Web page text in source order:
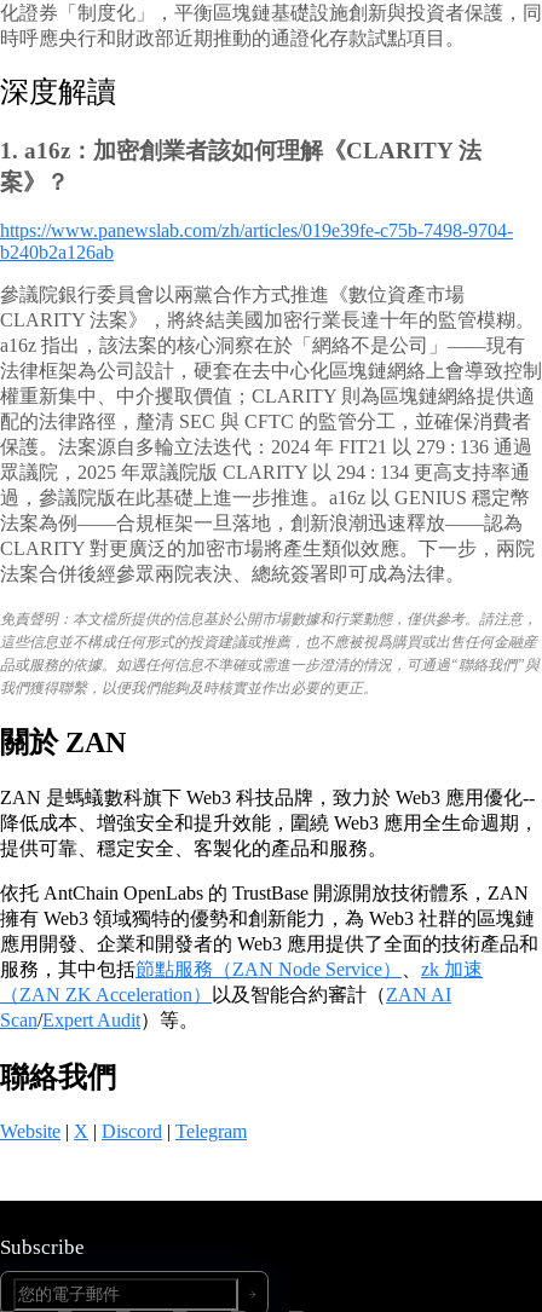
化證券「制度化」，平衡區塊鏈基礎設施創新與投資者保護，同
時呼應央行和財政部近期推動的通證化存款試點項目。
深度解讀
1. a16z：加密創業者該如何理解《CLARITY 法
案》？
https://www.panewslab.com/zh/articles/019e39fe-c75b-7498-9704-
b240b2a126ab
參議院銀行委員會以兩黨合作方式推進《數位資產市場
CLARITY 法案》，將終結美國加密行業長達十年的監管模糊。
a16z 指出，該法案的核心洞察在於「網絡不是公司」——現有
法律框架為公司設計，硬套在去中心化區塊鏈網絡上會導致控制
權重新集中、中介攫取價值；CLARITY 則為區塊鏈網絡提供適
配的法律路徑，釐清 SEC 與 CFTC 的監管分工，並確保消費者
保護。法案源自多輪立法迭代：2024 年 FIT21 以 279 : 136 通過
眾議院，2025 年眾議院版 CLARITY 以 294 : 134 更高支持率通
過，參議院版在此基礎上進一步推進。a16z 以 GENIUS 穩定幣
法案為例——合規框架一旦落地，創新浪潮迅速釋放——認為
CLARITY 對更廣泛的加密市場將產生類似效應。下一步，兩院
法案合併後經參眾兩院表決、總統簽署即可成為法律。
免責聲明：本文檔所提供的信息基於公開市場數據和行業動態，僅供參考。請注意，
這些信息並不構成任何形式的投資建議或推薦，也不應被視爲購買或出售任何金融産
品或服務的依據。如遇任何信息不準確或需進一步澄清的情況，可通過“聯絡我們”與
我們獲得聯繫，以便我們能夠及時核實並作出必要的更正。
關於 ZAN
ZAN 是螞蟻數科旗下 Web3 科技品牌，致力於 Web3 應用優化--
降低成本、增強安全和提升效能，圍繞 Web3 應用全生命週期，
提供可靠、穩定安全、客製化的產品和服務。
依托 AntChain OpenLabs 的 TrustBase 開源開放技術體系，ZAN
擁有 Web3 領域獨特的優勢和創新能力，為 Web3 社群的區塊鏈
應用開發、企業和開發者的 Web3 應用提供了全面的技術產品和
服務，其中包括節點服務（ZAN Node Service）
zk 加速
（ZAN ZK Acceleration）
以及智能合約審計（ZAN AI
Scan/Expert Audit）等。
聯絡我們
Website | X | Discord | Telegram
Subscribe